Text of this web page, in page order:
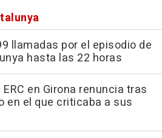
llamadas por el episodio de
hasta las 22 horas
en Girona renuncia tras
en el que criticaba a sus